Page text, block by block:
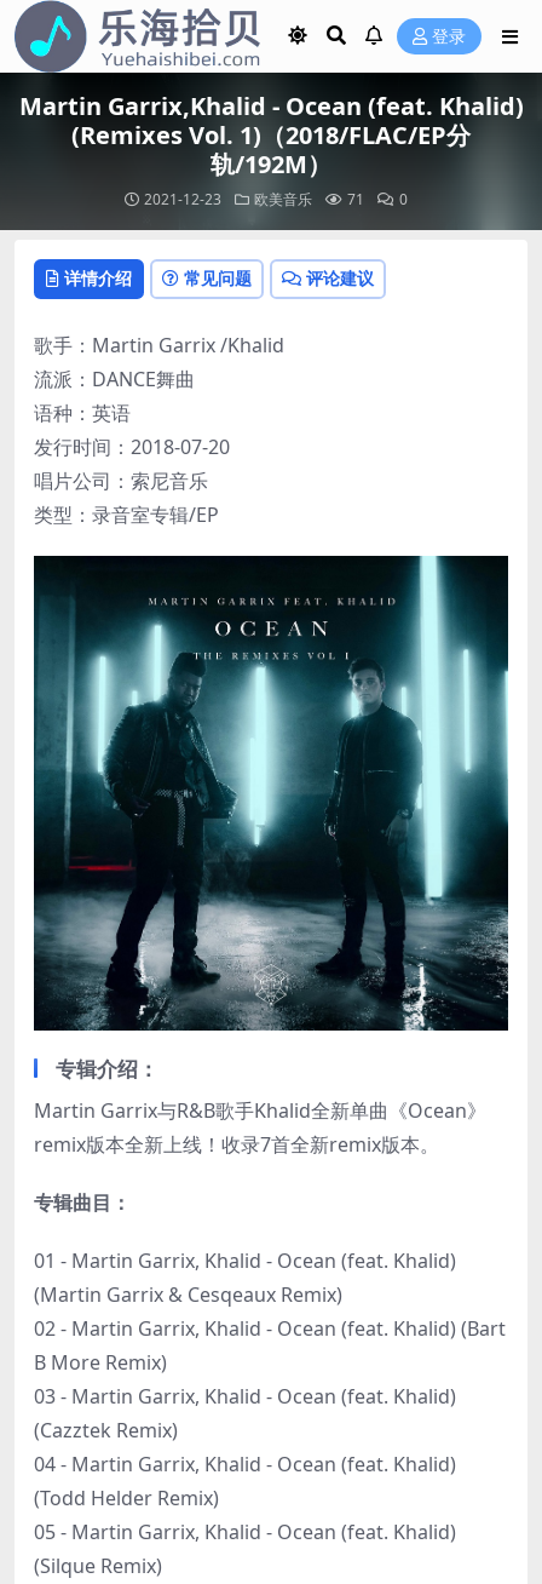
登录
Martin Garrix,Khalid - Ocean (feat. Khalid)
(Remixes Vol. 1)（2018/FLAC/EP分
轨/192M）
2021-12-23 欧美音乐 71 0
详情介绍 常见问题 评论建议
歌手：Martin Garrix /Khalid
流派：DANCE舞曲
语种：英语
发行时间：2018-07-20
唱片公司：索尼音乐
类型：录音室专辑/EP
专辑介绍：
Martin Garrix与R&B歌手Khalid全新单曲《Ocean》
remix版本全新上线！收录7首全新remix版本。
专辑曲目：
01 - Martin Garrix, Khalid - Ocean (feat. Khalid)
(Martin Garrix & Cesqeaux Remix)
02 - Martin Garrix, Khalid - Ocean (feat. Khalid) (Bart
B More Remix)
03 - Martin Garrix, Khalid - Ocean (feat. Khalid)
(Cazztek Remix)
04 - Martin Garrix, Khalid - Ocean (feat. Khalid)
(Todd Helder Remix)
05 - Martin Garrix, Khalid - Ocean (feat. Khalid)
(Silque Remix)